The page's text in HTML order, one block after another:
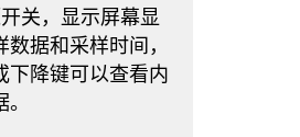
关，显示屏幕显
据和采样时间，
下降键可以查看内